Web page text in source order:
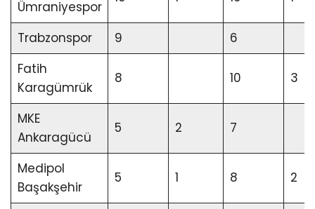
Ümraniyespor
Trabzonspor 9
6
Fatih
Karagümrük
8 10 3
MKE
Ankaragücü
5 2 7
Medipol
Başakşehir
5 1 8 2